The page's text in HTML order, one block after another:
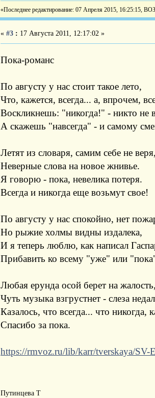
«Последнее редактирование: 07 Апреля 2015, 16:25:15,
« #3 : 17 Августа 2011, 12:17:02 »
Пока-романс
По августу у нас стоит такое лето,
Что, кажется, всегда... а, впрочем,
Воскликнешь: "никогда!" - никто не
А скажешь "навсегда" - и самому
Летят из словаря, самим себе не
Неверные слова на новое жнивье.
Я говорю - пока, невелика потеря.
Всегда и никогда еще возьмут свое!
По августу у нас спокойно, нет
Но рыжие холмы видны издалека,
И я теперь люблю, как написал
Прибавить ко всему "уже" или
Любая ерунда осой берет на
Чуть музыка взгрустнет - слеза
Казалось, что всегда... что никогда,
Спасибо за пока.
https://rmvoz.ru/lib/karr/tverskaya/SV-
Путинцева Т